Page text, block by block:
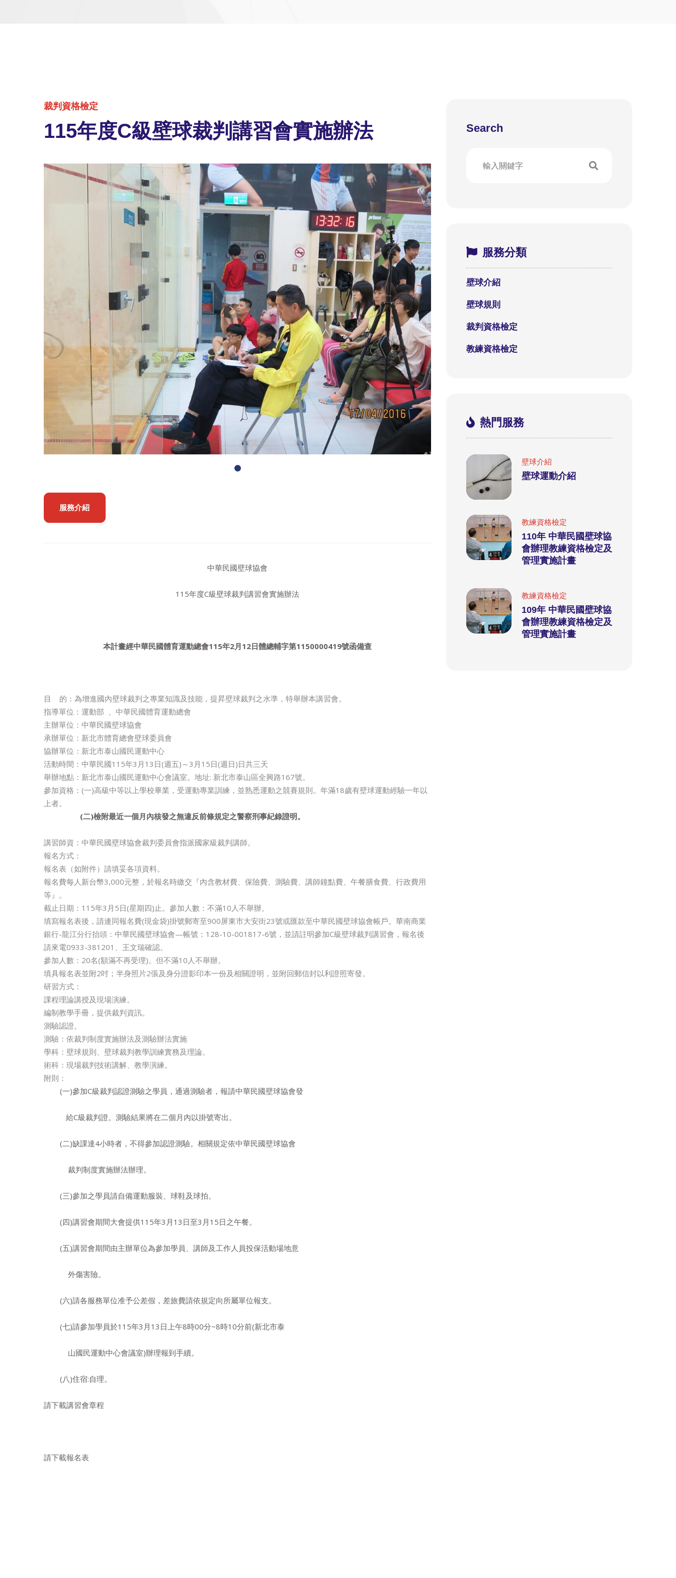
裁判資格檢定
115年度C級壁球裁判講習會實施辦法
服務介紹
中華民國壁球協會
115年度C級壁球裁判講習會實施辦法
本計畫經中華民國體育運動總會115年2月12日體總輔字第1150000419號函備查
目 的：為增進國內壁球裁判之專業知識及技能，提昇壁球裁判之水準，特舉辦本講習會。
指導單位：運動部 、中華民國體育運動總會
主辦單位：中華民國壁球協會
承辦單位：新北市體育總會壁球委員會
協辦單位：新北市泰山國民運動中心
活動時間：中華民國115年3月13日(週五)～3月15日(週日)日共三天
舉辦地點：新北市泰山國民運動中心會議室。地址: 新北市泰山區全興路167號。
參加資格：(一)高級中等以上學校畢業，受運動專業訓練，並熟悉運動之競賽規則。年滿18歲有壁球運動經驗一年以
上者。
(二)檢附最近一個月內核發之無違反前條規定之警察刑事紀錄證明。
講習師資：中華民國壁球協會裁判委員會指派國家級裁判講師。
報名方式：
報名表（如附件）請填妥各項資料。
報名費每人新台幣3,000元整，於報名時繳交『內含教材費、保險費、測驗費、講師鐘點費、午餐膳食費、行政費用
等』。
截止日期：115年3月5日(星期四)止。參加人數：不滿10人不舉辦。
填寫報名表後，請連同報名費(現金袋)掛號郵寄至900屏東市大安街23號或匯款至中華民國壁球協會帳戶。華南商業
銀行-龍江分行抬頭：中華民國壁球協會—帳號：128-10-001817-6號，並請註明參加C級壁球裁判講習會，報名後
請來電0933-381201、王文瑞確認。
參加人數：20名(額滿不再受理)。但不滿10人不舉辦。
填具報名表並附2吋；半身照片2張及身分證影印本一份及相關證明，並附回郵信封以利證照寄發。
研習方式：
課程理論講授及現場演練。
編制教學手冊，提供裁判資訊。
測驗認證。
測驗：依裁判制度實施辦法及測驗辦法實施
學科：壁球規則、壁球裁判教學訓練實務及理論。
術科：現場裁判技術講解、教學演練。
附則：
(一)參加C級裁判認證測驗之學員，通過測驗者，報請中華民國壁球協會發
給C級裁判證。測驗結果將在二個月內以掛號寄出。
(二)缺課達4小時者，不得參加認證測驗。相關規定依中華民國壁球協會
裁判制度實施辦法辦理。
(三)參加之學員請自備運動服裝、球鞋及球拍。
(四)講習會期間大會提供115年3月13日至3月15日之午餐。
(五)講習會期間由主辦單位為參加學員、講師及工作人員投保活動場地意
外傷害險。
(六)請各服務單位准予公差假，差旅費請依規定向所屬單位報支。
(七)請參加學員於115年3月13日上午8時00分~8時10分前(新北市泰
山國民運動中心會議室)辦理報到手續。
(八)住宿:自理。
請下載講習會章程
請下載報名表
Search
服務分類
壁球介紹
壁球規則
裁判資格檢定
教練資格檢定
熱門服務
壁球介紹
壁球運動介紹
教練資格檢定
110年 中華民國壁球協
會辦理教練資格檢定及
管理實施計畫
教練資格檢定
109年 中華民國壁球協
會辦理教練資格檢定及
管理實施計畫